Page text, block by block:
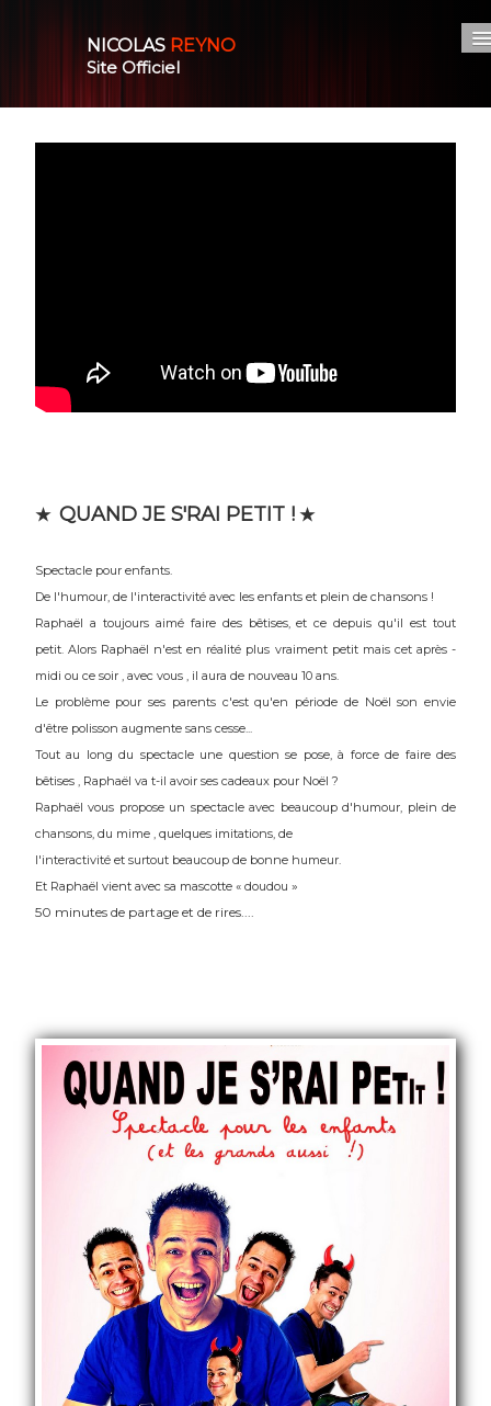
NICOLAS REYNO
Site Officiel
Espace pro
★ QUAND JE S'RAI PETIT ! ★
Spectacle pour enfants.
De l'humour, de l'interactivité avec les enfants et plein de chansons !
Raphaël a toujours aimé faire des bêtises, et ce depuis qu'il est tout
petit. Alors Raphaël n'est en réalité plus vraiment petit mais cet après -
midi ou ce soir , avec vous , il aura de nouveau 10 ans.
Le problème pour ses parents c'est qu'en période de Noël son envie
d'être polisson augmente sans cesse...
Tout au long du spectacle une question se pose, à force de faire des
bêtises , Raphaël va t-il avoir ses cadeaux pour Noël ?
Raphaël vous propose un spectacle avec beaucoup d'humour, plein de
chansons, du mime , quelques imitations, de
l'interactivité et surtout beaucoup de bonne humeur.
Et Raphaël vient avec sa mascotte « doudou »
50 minutes de partage et de rires....